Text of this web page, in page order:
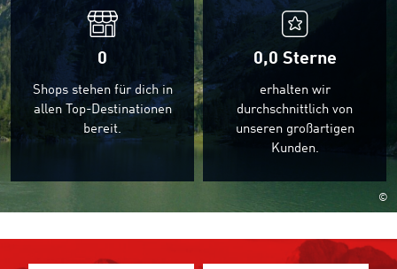
0
Shops stehen für dich in
allen Top-Destinationen
bereit.
0,0 Sterne
erhalten wir
durchschnittlich von
unseren großartigen
Kunden.
©